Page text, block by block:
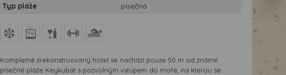
Typ pláže
písečná
Kompletně zrekonstruovaný hotel se nachází pouze 50 m od známé
písečné pláže Keykubat s pozvolným vstupem do moře, na kterou se